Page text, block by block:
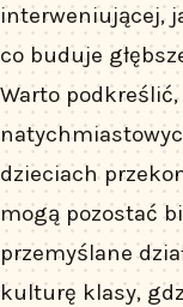
interweniującej,
co buduje
Warto
dzieciach
mogą pozostać
przemyślane
kulturę klasy,